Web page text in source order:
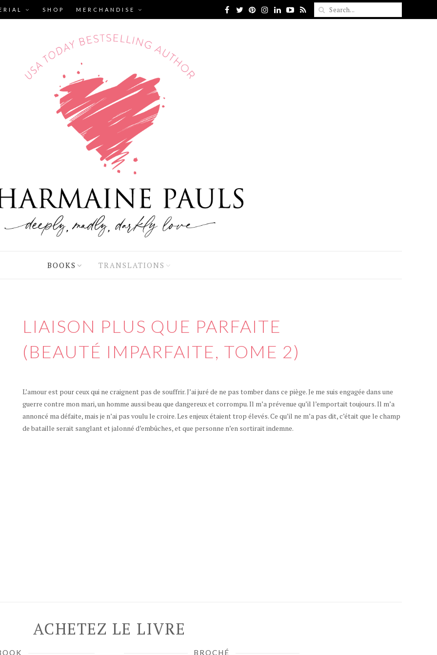
SHOP MERCHANDISE
BOOKS TRANSLATIONS
LIAISON PLUS QUE PARFAITE
(BEAUTÉ IMPARFAITE, TOME 2)
L’amour est pour ceux qui ne craignent pas de souffrir. J’ai juré de ne pas tomber dans ce piège. Je me suis engagée dans une
guerre contre mon mari, un homme aussi beau que dangereux et corrompu. Il m’a prévenue qu’il l’emportait toujours. Il m’a
annoncé ma défaite, mais je n’ai pas voulu le croire. Les enjeux étaient trop élevés. Ce qu’il ne m’a pas dit, c’était que le champ
de bataille serait sanglant et jalonné d’embûches, et que personne n’en sortirait indemne.
ACHETEZ LE LIVRE
BROCHÉ